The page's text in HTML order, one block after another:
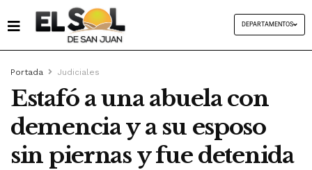
DEPARTAMENTOS
Portada Judiciales
Estafó a una abuela con
demencia y a su esposo
sin piernas y fue detenida